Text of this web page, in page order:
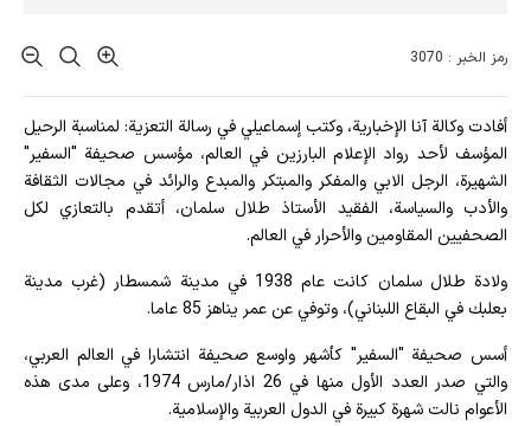
رمز الخبر : 3070
أفادت وکالة آنا الإخباریة، وكتب إسماعيلي في رسالة التعزية: لمناسبة الرحيل
المؤسف لأحد رواد الإعلام البارزين في العالم، مؤسس صحيفة "السفير"
الشهيرة، الرجل الابي والمفكر والمبتكر والمبدع والرائد في مجالات الثقافة
والأدب والسياسة، الفقيد الأستاذ طلال سلمان، أتقدم بالتعازي لكل
الصحفيين المقاومين والأحرار في العالم.
ولادة طلال سلمان كانت عام 1938 في مدينة شمسطار (غرب مدينة
بعلبك في البقاع اللبناني)، وتوفي عن عمر يناهز 85 عاما.
أسس صحيفة "السفير" كأشهر واوسع صحيفة انتشارا في العالم العربي،
والتي صدر العدد الأول منها في 26 اذار/مارس 1974، وعلى مدى هذه
الأعوام نالت شهرة كبيرة في الدول العربية والإسلامية.